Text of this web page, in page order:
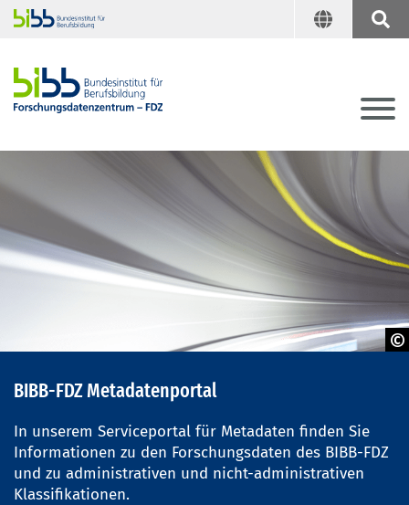
BIBB-FDZ Metadatenportal
In unserem Serviceportal für Metadaten finden Sie
Informationen zu den Forschungsdaten des BIBB-FDZ
und zu administrativen und nicht-administrativen
Klassifikationen.